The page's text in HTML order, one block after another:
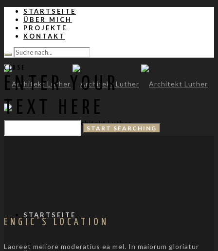
STARTSEITE
ÜBER MICH
PROJEKTE
KONTAKT
Architekt Luther
STARTSEITE
CLOSE
ENTER YOUR
TEXT HERE
ENGIC'S LOCATION
Laoreet meliore moderatius ea mel. In maiorum gloriatur